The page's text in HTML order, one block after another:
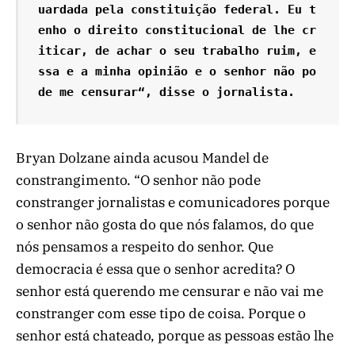
uardada pela constituição federal. Eu t
enho o direito constitucional de lhe cr
iticar, de achar o seu trabalho ruim, e
ssa e a minha opinião e o senhor não po
de me censurar“, disse o jornalista.
Bryan Dolzane ainda acusou Mandel de
constrangimento. “O senhor não pode
constranger jornalistas e comunicadores porque
o senhor não gosta do que nós falamos, do que
nós pensamos a respeito do senhor. Que
democracia é essa que o senhor acredita? O
senhor está querendo me censurar e não vai me
constranger com esse tipo de coisa. Porque o
senhor está chateado, porque as pessoas estão lhe